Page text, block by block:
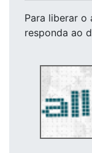
Para liberar o
responda ao